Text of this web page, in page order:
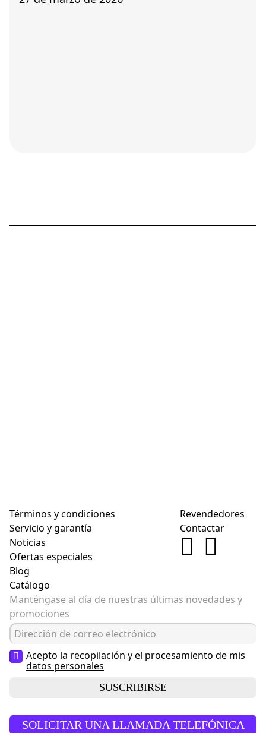
Términos y condiciones
Servicio y garantía
Noticias
Ofertas especiales
Blog
Catálogo
Revendedores
Contactar
Manténgase al día de nuestras últimas novedades y
promociones
Acepto la recopilación y el procesamiento de mis
datos personales
SUSCRIBIRSE
SOLICITAR UNA LLAMADA TELEFÓNICA